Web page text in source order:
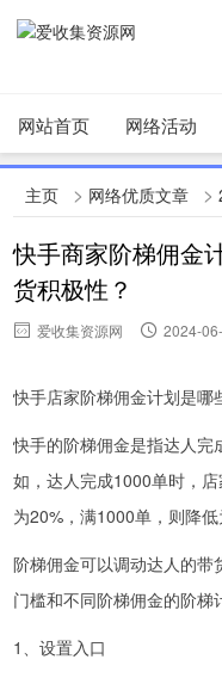
网站首页 网络活动
主页 > 网络优质文章 >
快手商家阶梯佣金
货积极性？
爱收集资源网 2024-
快手店家阶梯佣金计划是哪
快手的阶梯佣金是指达人
如，达人完成1000单时，
为20%，满1000单，则降低
阶梯佣金可以调动达人的带
门槛和不同阶梯佣金的阶梯
1、设置入口